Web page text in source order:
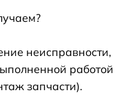
неисправности,
работой
запчасти).